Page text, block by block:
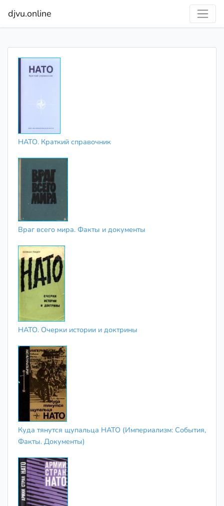
djvu.online
НАТО. Краткий справочник
Враг всего мира. Факты и документы
НАТО. Очерки истории и доктрины
Куда тянутся щупальца НАТО (Империализм: События,
Факты. Документы)